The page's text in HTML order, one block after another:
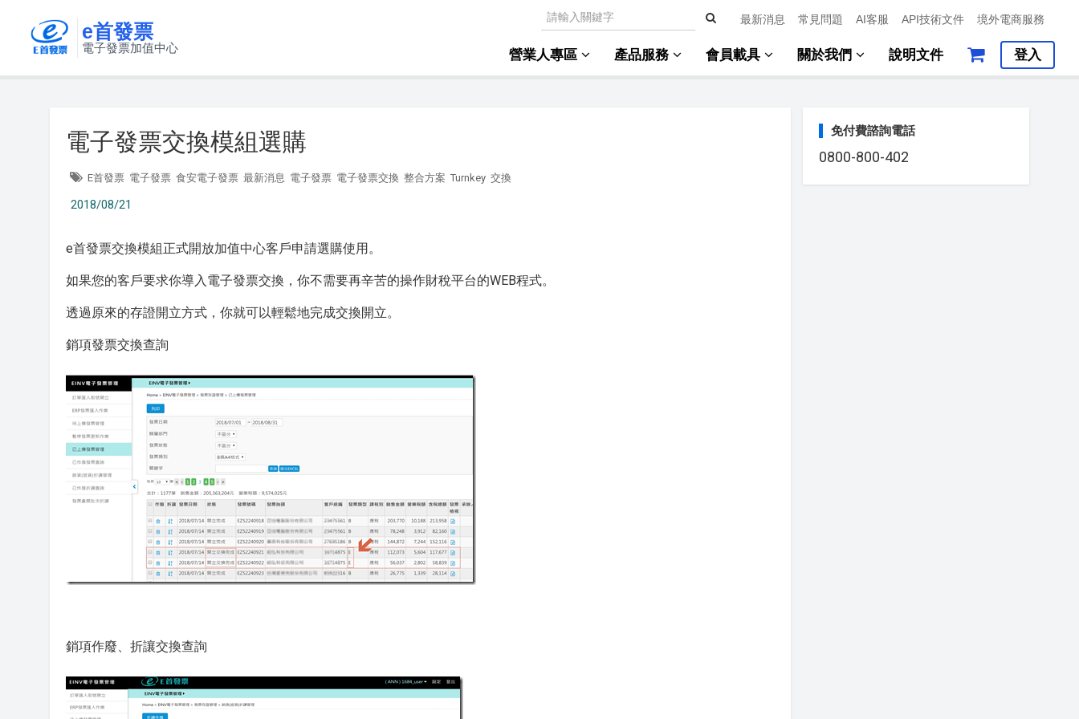
e首發票
電子發票加值中心
最新消息 常見問題 AI客服 API技術文件 境外電商服務
營業人專區 產品服務 會員載具 關於我們 說明文件 登入
電子發票交換模組選購
E首發票 電子發票 食安電子發票 最新消息 電子發票 電子發票交換 整合方案 Turnkey 交換
2018/08/21
e首發票交換模組正式開放加值中心客戶申請選購使用。
如果您的客戶要求你導入電子發票交換，你不需要再辛苦的操作財稅平台的WEB程式。
透過原來的存證開立方式，你就可以輕鬆地完成交換開立。
銷項發票交換查詢
銷項作廢、折讓交換查詢
免付費諮詢電話
0800-800-402